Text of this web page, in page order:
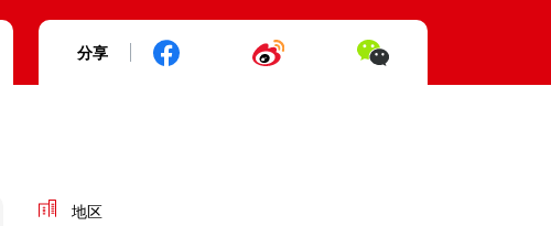
分享
地区